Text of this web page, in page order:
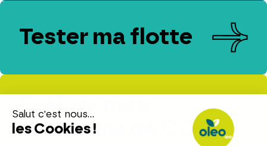
Tester ma flotte
Evaluer mes
émissions de CO₂